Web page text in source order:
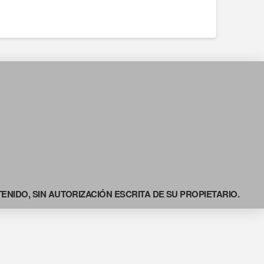
SIN AUTORIZACIÓN ESCRITA DE SU PROPIETARIO.